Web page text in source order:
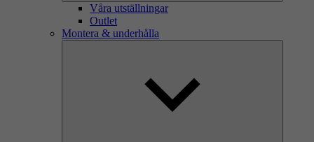
Våra utställningar
Outlet
Montera & underhålla